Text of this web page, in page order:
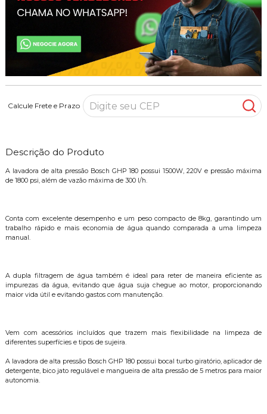
Calcule Frete e Prazo
Descrição do Produto
A lavadora de alta pressão Bosch GHP 180 possui 1500W, 220V e pressão máxima
de 1800 psi, além de vazão máxima de 300 l/h.
Conta com excelente desempenho e um peso compacto de 8kg, garantindo um
trabalho rápido e mais economia de água quando comparada a uma limpeza
manual.
A dupla filtragem de água também é ideal para reter de maneira eficiente as
impurezas da água, evitando que água suja chegue ao motor, proporcionando
maior vida útil e evitando gastos com manutenção.
Vem com acessórios incluídos que trazem mais flexibilidade na limpeza de
diferentes superfícies e tipos de sujeira.
A lavadora de alta pressão Bosch GHP 180 possui bocal turbo giratório, aplicador de
detergente, bico jato regulável e mangueira de alta pressão de 5 metros para maior
autonomia.